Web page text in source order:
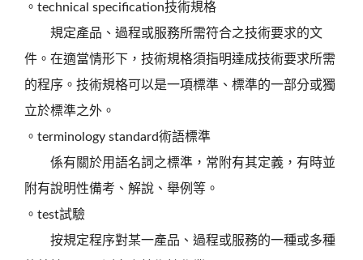
。technical specification技術規格
規定產品、過程或服務所需符合之技術要求的文
件。在適當情形下，技術規格須指明達成技術要求所需
的程序。技術規格可以是一項標準、標準的一部分或獨
立於標準之外。
。terminology standard術語標準
係有關於用語名詞之標準，常附有其定義，有時並
附有說明性備考、解說、舉例等。
。test試驗
按規定程序對某一產品、過程或服務的一種或多種